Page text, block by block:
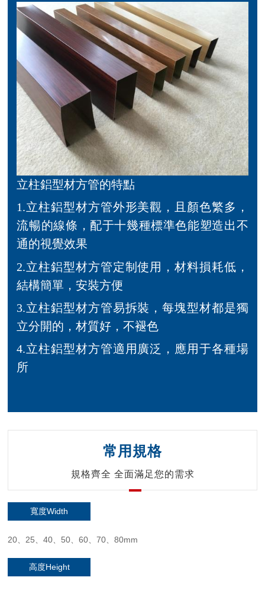
立柱鋁型材方管的特點
1.立柱鋁型材方管外形美觀，且顏色繁多，
流暢的線條，配于十幾種標準色能塑造出不
通的視覺效果
2.立柱鋁型材方管定制使用，材料損耗低，
結構簡單，安裝方便
3.立柱鋁型材方管易拆裝，每塊型材都是獨
立分開的，材質好，不褪色
4.立柱鋁型材方管適用廣泛，應用于各種場
所
常用規格
規格齊全 全面滿足您的需求
寬度Width
20、25、40、50、60、70、80mm
高度Height